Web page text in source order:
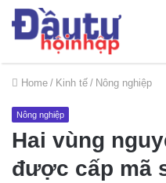
Home / Kinh tế / Nông nghiệp
Nông nghiệp
Hai vùng
được cấp mã